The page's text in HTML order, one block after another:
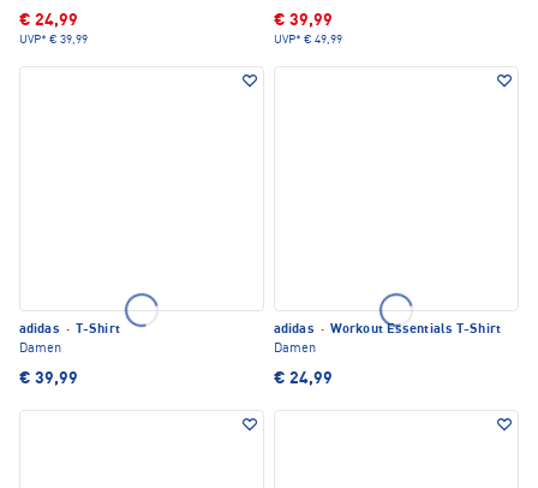
€ 24,99
UVP* € 39,99
€ 39,99
UVP* € 49,99
adidas ·
T-Shirt
Damen
€ 39,99
adidas · Workout Essentials T-Shirt
Damen
€ 24,99